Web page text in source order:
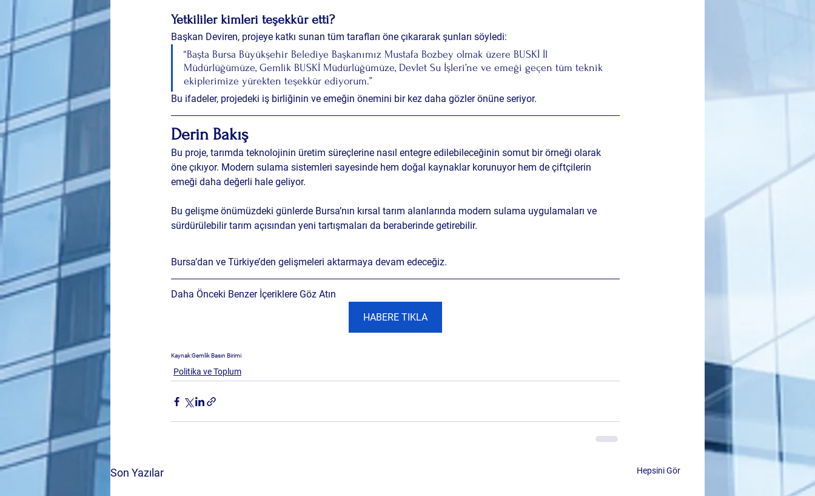
Yetkililer kimleri teşekkür etti?
Başkan Deviren, projeye katkı sunan tüm tarafları öne çıkararak şunları söyledi:
“Başta Bursa Büyükşehir Belediye Başkanımız Mustafa Bozbey olmak üzere BUSKİ İl
Müdürlüğümüze, Gemlik BUSKİ Müdürlüğümüze, Devlet Su İşleri’ne ve emeği geçen tüm teknik
ekiplerimize yürekten teşekkür ediyorum.”
Bu ifadeler, projedeki iş birliğinin ve emeğin önemini bir kez daha gözler önüne seriyor.
Derin Bakış
Bu proje, tarımda teknolojinin üretim süreçlerine nasıl entegre edilebileceğinin somut bir örneği olarak
öne çıkıyor. Modern sulama sistemleri sayesinde hem doğal kaynaklar korunuyor hem de çiftçilerin
emeği daha değerli hale geliyor.
Bu gelişme önümüzdeki günlerde Bursa’nın kırsal tarım alanlarında modern sulama uygulamaları ve
sürdürülebilir tarım açısından yeni tartışmaları da beraberinde getirebilir.
Bursa’dan ve Türkiye’den gelişmeleri aktarmaya devam edeceğiz.
Daha Önceki Benzer İçeriklere Göz Atın
HABERE TIKLA
Kaynak:Gemlik Basın Birimi
Politika ve Toplum
Son Yazılar Hepsini Gör